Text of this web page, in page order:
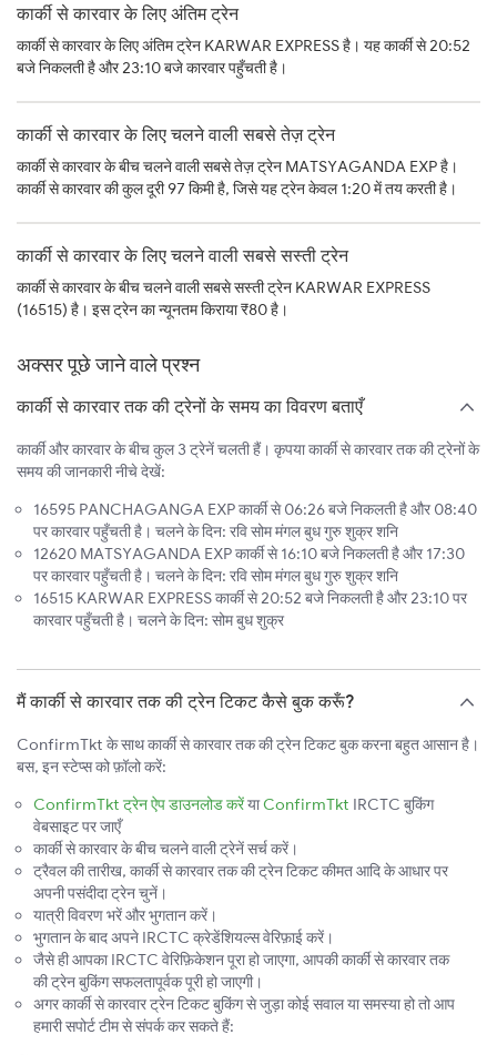
कार्की से कारवार के लिए अंतिम ट्रेन
कार्की से कारवार के लिए अंतिम ट्रेन KARWAR EXPRESS है। यह कार्की से 20:52
बजे निकलती है और 23:10 बजे कारवार पहुँचती है।
कार्की से कारवार के लिए चलने वाली सबसे तेज़ ट्रेन
कार्की से कारवार के बीच चलने वाली सबसे तेज़ ट्रेन MATSYAGANDA EXP है।
कार्की से कारवार की कुल दूरी 97 किमी है, जिसे यह ट्रेन केवल 1:20 में तय करती है।
कार्की से कारवार के लिए चलने वाली सबसे सस्ती ट्रेन
कार्की से कारवार के बीच चलने वाली सबसे सस्ती ट्रेन KARWAR EXPRESS
(16515) है। इस ट्रेन का न्यूनतम किराया ₹80 है।
अक्सर पूछे जाने वाले प्रश्न
कार्की से कारवार तक की ट्रेनों के समय का विवरण बताएँ
कार्की और कारवार के बीच कुल 3 ट्रेनें चलती हैं। कृपया कार्की से कारवार तक की ट्रेनों के
समय की जानकारी नीचे देखें:
16595 PANCHAGANGA EXP कार्की से 06:26 बजे निकलती है और 08:40
पर कारवार पहुँचती है। चलने के दिन: रवि सोम मंगल बुध गुरु शुक्र शनि
12620 MATSYAGANDA EXP कार्की से 16:10 बजे निकलती है और 17:30
पर कारवार पहुँचती है। चलने के दिन: रवि सोम मंगल बुध गुरु शुक्र शनि
16515 KARWAR EXPRESS कार्की से 20:52 बजे निकलती है और 23:10 पर
कारवार पहुँचती है। चलने के दिन: सोम बुध शुक्र
मैं कार्की से कारवार तक की ट्रेन टिकट कैसे बुक करूँ?
ConfirmTkt के साथ कार्की से कारवार तक की ट्रेन टिकट बुक करना बहुत आसान है।
बस, इन स्टेप्स को फ़ॉलो करें:
ConfirmTkt ट्रेन ऐप डाउनलोड करेंयाConfirmTkt IRCTC बुकिंग
वेबसाइट पर जाएँ
कार्की से कारवार के बीच चलने वाली ट्रेनें सर्च करें।
ट्रैवल की तारीख, कार्की से कारवार तक की ट्रेन टिकट कीमत आदि के आधार पर
अपनी पसंदीदा ट्रेन चुनें।
यात्री विवरण भरें और भुगतान करें।
भुगतान के बाद अपने IRCTC क्रेडेंशियल्स वेरिफ़ाई करें।
जैसे ही आपका IRCTC वेरिफ़िकेशन पूरा हो जाएगा, आपकी कार्की से कारवार तक
की ट्रेन बुकिंग सफलतापूर्वक पूरी हो जाएगी।
अगर कार्की से कारवार ट्रेन टिकट बुकिंग से जुड़ा कोई सवाल या समस्या हो तो आप
हमारी सपोर्ट टीम से संपर्क कर सकते हैं: